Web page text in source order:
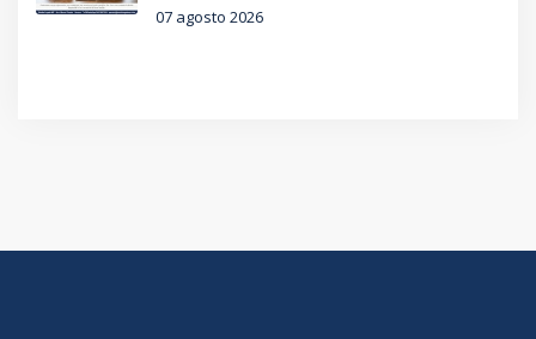
07 agosto 2026